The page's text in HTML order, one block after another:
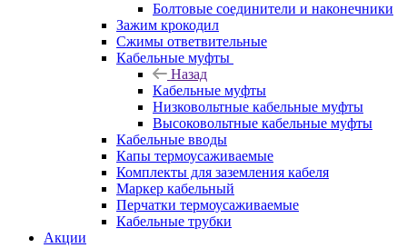
Болтовые соединители и наконечники
Зажим крокодил
Сжимы ответвительные
Кабельные муфты
Назад
Кабельные муфты
Низковольтные кабельные муфты
Высоковольтные кабельные муфты
Кабельные вводы
Капы термоусаживаемые
Комплекты для заземления кабеля
Маркер кабельный
Перчатки термоусаживаемые
Кабельные трубки
Акции